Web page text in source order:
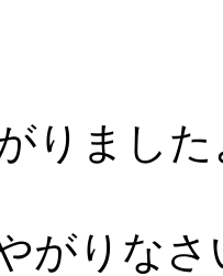
りました
がりな